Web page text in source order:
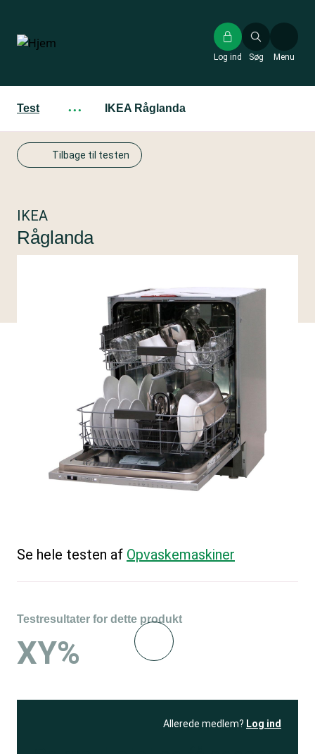
hovedindhold
Søg
Log ind Menu
Test ··· IKEA Råglanda
Tilbage til testen
IKEA
Råglanda
Se hele testen af Opvaskemaskiner
Testresultater for dette produkt
XY%
Allerede medlem? Log ind